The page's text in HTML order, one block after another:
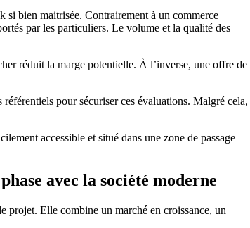
si bien maitrisée. Contrairement à un commerce
par les particuliers. Le volume et la qualité des
réduit la marge potentielle. À l’inverse, une offre de
pour sécuriser ces évaluations. Malgré cela,
accessible et situé dans une zone de passage
avec la société moderne
projet. Elle combine un marché en croissance, un